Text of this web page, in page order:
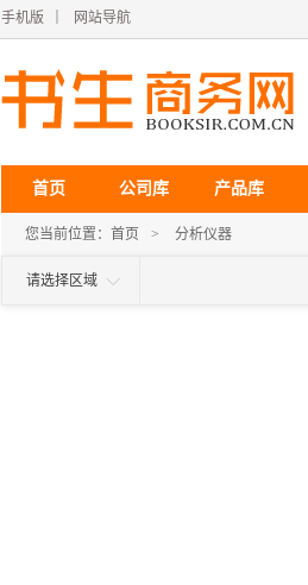
手机版 网站导航
首页 公司库 产品库
您当前位置： 首页 > 分析仪器
请选择区域